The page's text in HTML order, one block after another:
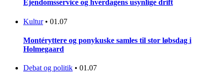
Ejendomsservice og hverdagens usynlige drift
Kultur • 01.07
Montéryttere og ponykuske samles til stor løbsdag i
Holmegaard
Debat og politik • 01.07